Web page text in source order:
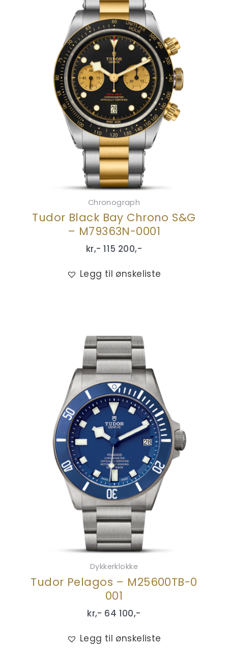
Chronograph
Tudor Black Bay Chrono S&G
– M79363N-0001
kr,- 115 200,-
Legg til ønskeliste
Dykkerklokke
Tudor Pelagos – M25600TB-0
001
kr,- 64 100,-
Legg til ønskeliste